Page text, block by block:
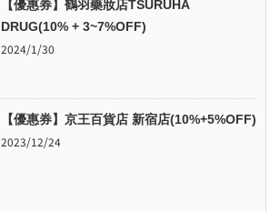
【優惠券】鶴羽藥妝店TSURUHA
DRUG(10% + 3~7%OFF)
2024/1/30
【優惠券】京王百貨店 新宿店(10%+5%OFF)
2023/12/24